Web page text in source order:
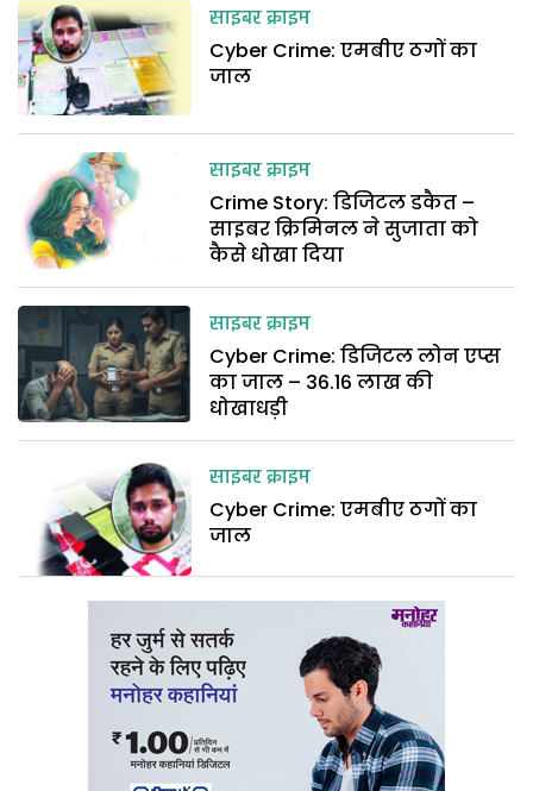
साइबर क्राइम
Cyber Crime: एमबीए ठगों का
जाल
साइबर क्राइम
Crime Story: डिजिटल डकैत –
साइबर क्रिमिनल ने सुजाता को
कैसे धोखा दिया
साइबर क्राइम
Cyber Crime: डिजिटल लोन एप्स
का जाल – 36.16 लाख की
धोखाधड़ी
साइबर क्राइम
Cyber Crime: एमबीए ठगों का
जाल